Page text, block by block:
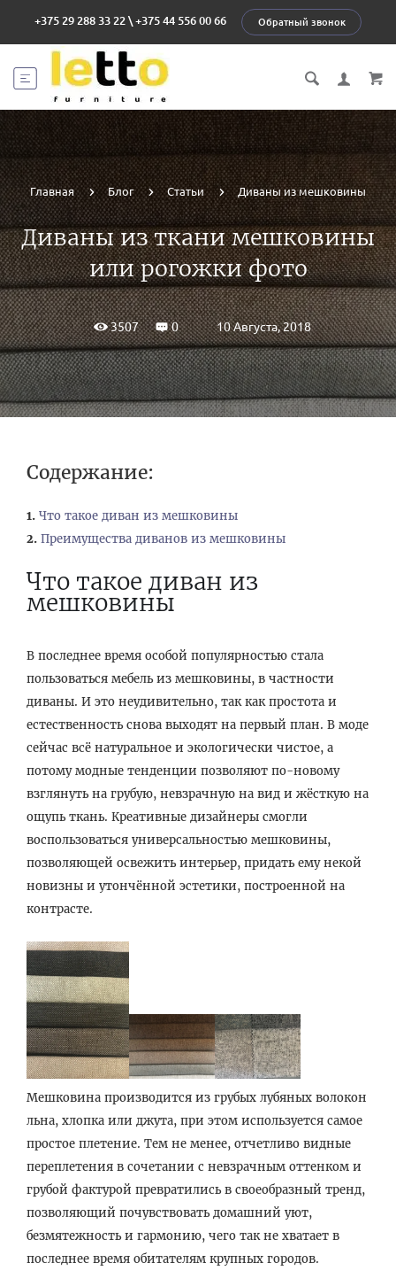
+375 29 288 33 22 \ +375 44 556 00 66 Обратный звонок
Главная Блог Статьи Диваны из мешковины
Диваны из ткани мешковины
или рогожки фото
3507 0 10 Августа, 2018
Содержание:
Что такое диван из мешковины
Преимущества диванов из мешковины
Что такое диван из
мешковины
В последнее время особой популярностью стала
пользоваться мебель из мешковины, в частности
диваны. И это неудивительно, так как простота и
естественность снова выходят на первый план. В моде
сейчас всё натуральное и экологически чистое, а
потому модные тенденции позволяют по-новому
взглянуть на грубую, невзрачную на вид и жёсткую на
ощупь ткань. Креативные дизайнеры смогли
воспользоваться универсальностью мешковины,
позволяющей освежить интерьер, придать ему некой
новизны и утончённой эстетики, построенной на
контрасте.
Мешковина производится из грубых лубяных волокон
льна, хлопка или джута, при этом используется самое
простое плетение. Тем не менее, отчетливо видные
переплетения в сочетании с невзрачным оттенком и
грубой фактурой превратились в своеобразный тренд,
позволяющий почувствовать домашний уют,
безмятежность и гармонию, чего так не хватает в
последнее время обитателям крупных городов.